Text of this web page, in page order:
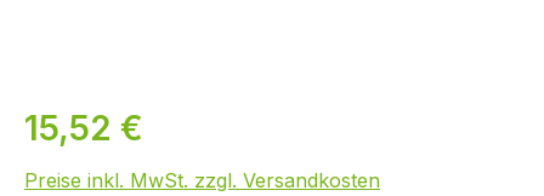
15,52 €
Preise inkl. MwSt. zzgl. Versandkosten